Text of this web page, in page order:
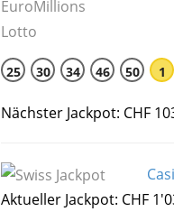
25 30 34 46 50 1
Nächster Jackpot: CHF
Aktueller Jackpot: CHF